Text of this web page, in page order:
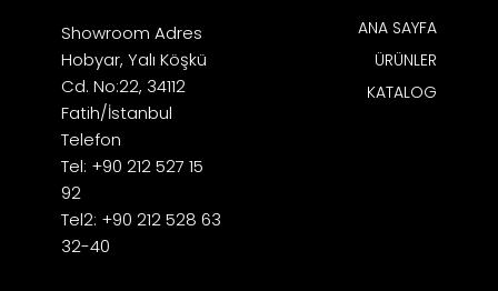
Showroom Adres
Hobyar, Yalı Köşkü
Cd. No:22, 34112
Fatih/İstanbul
Telefon
Tel: +90 212 527 15
92
Tel2: +90 212 528 63
32-40
ANA SAYFA
ÜRÜNLER
KATALOG